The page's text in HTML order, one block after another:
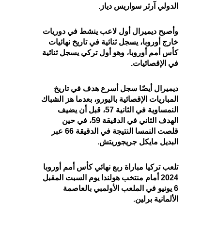
الدولي آرثر سواريس دياز.
وأصبح ديميرال أول لاعب ينشط في دوريات
خارج أوروبا، يسجل ثنائية في تاريخ نهائيات
كأس أمم أوروبا، وهو أول تركي يسجل ثنائية
في الإقصائيات.
ديميرال أيضًا سجل أسرع هدف في تاريخ
المباريات الإقصائية باليورو، بعدما هز الشباك
النمساوية في الثانية 57، قبل أن يضيف
الهدف الثاني في الدقيقة 59، في حين
قلصت النمسا النتيجة في الدقيقة 66 عبر
البديل مايكل جريجوريتش.
تلعب تركيا مباراة ربع نهائي كأس أمم أوروبا
2024 أمام منتخب هولندا يوم السبت المقبل
6 يونيو في الملعب الأولمبي بالعاصمة
الألمانية برلين.